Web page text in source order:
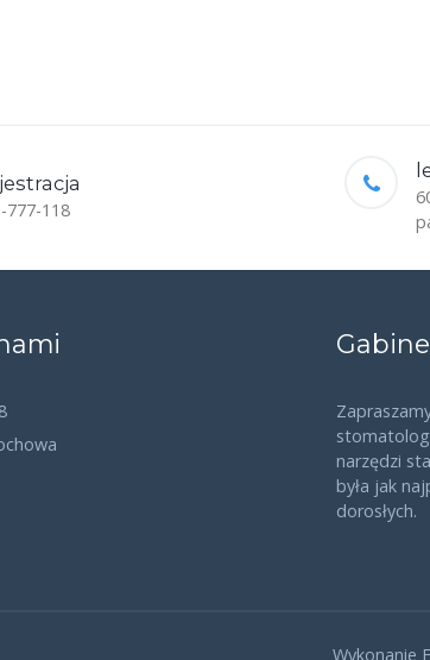
777-118
narzędzi
była jak
dorosłych.
Wykonanie